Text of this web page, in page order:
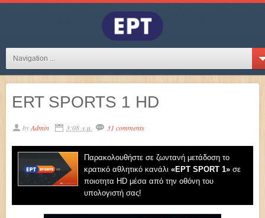
Navigation ...
ERT SPORTS 1 HD
byAdmin 3:08 π.μ. 31 comments
Παρακολουθήστε σε ζωντανή μετάδοση το
κρατικό αθλητικό κανάλι «EΡT SPORT 1» σε
ποιοτητα HD μέσα από την οθόνη του
υπολογιστή σας!